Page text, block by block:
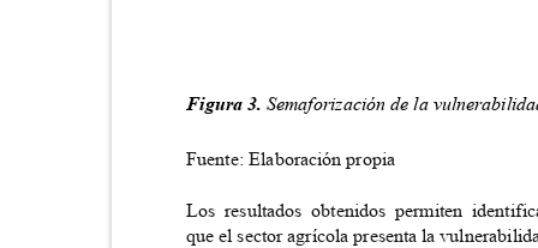
Figura 3.Semaforización de la
Fuente: Elaboración propia
Los resultados obtenidos permiten
que el sector agrícola presenta la